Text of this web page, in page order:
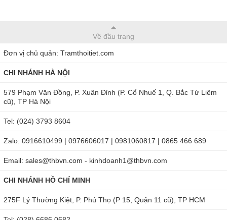
Về đầu trang
Đơn vị chủ quản: Tramthoitiet.com
CHI NHÁNH HÀ NỘI
579 Phạm Văn Đồng, P. Xuân Đỉnh (P. Cổ Nhuế 1, Q. Bắc Từ Liêm
cũ), TP Hà Nội
Tel: (024) 3793 8604
Zalo: 0916610499 | 0976606017 | 0981060817 | 0865 466 689
Email: sales@thbvn.com - kinhdoanh1@thbvn.com
CHI NHÁNH HỒ CHÍ MINH
275F Lý Thường Kiệt, P. Phú Thọ (P 15, Quận 11 cũ), TP HCM